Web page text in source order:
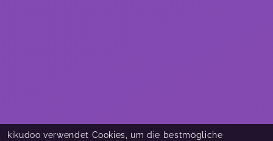
kikudoo verwendet Cookies, um die bestmögliche